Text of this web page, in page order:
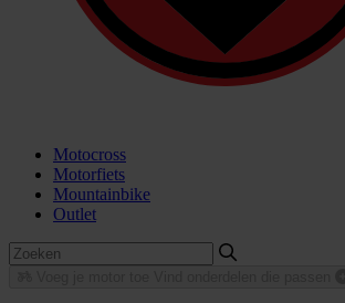
Motocross
Motorfiets
Mountainbike
Outlet